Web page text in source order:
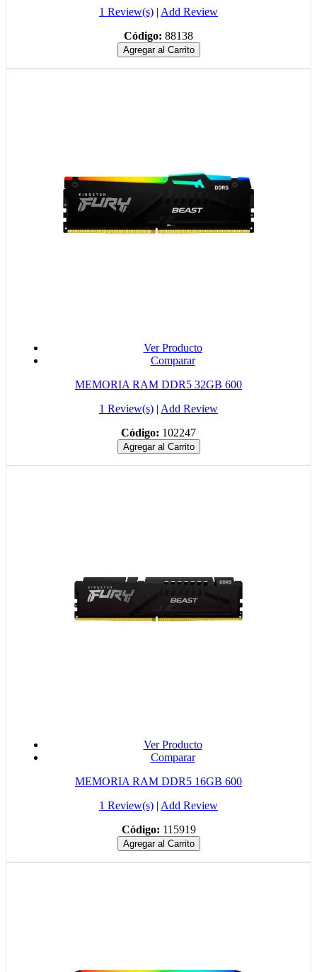
1 Review(s) | Add Review
Código: 88138
Agregar al Carrito
Ver Producto
Comparar
MEMORIA RAM DDR5 32GB 600
1 Review(s) | Add Review
Código: 102247
Agregar al Carrito
Ver Producto
Comparar
MEMORIA RAM DDR5 16GB 600
1 Review(s) | Add Review
Código: 115919
Agregar al Carrito